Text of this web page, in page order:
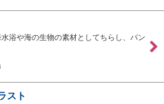
浴や海の生物の素材としてちらし、パン
スト